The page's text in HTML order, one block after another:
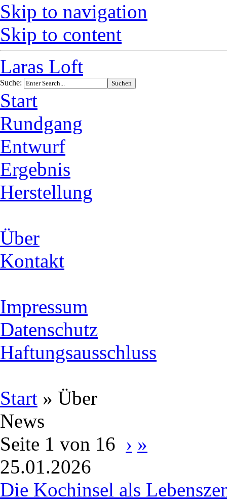
Skip to navigation
Skip to content
Laras Loft
Suche:
Start
Rundgang
Entwurf
Ergebnis
Herstellung
Über
Kontakt
Impressum
Datenschutz
Haftungsausschluss
Start » Über
News
Seite 1 von 16 › »
25.01.2026
Die Kochinsel als